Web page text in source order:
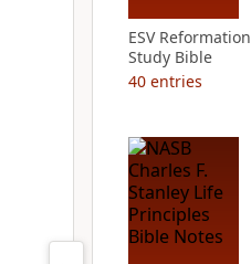
ESV Reformation
Study Bible
40 entries